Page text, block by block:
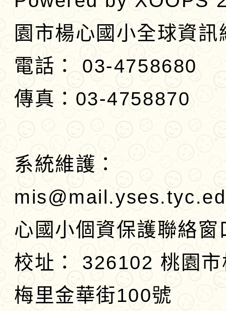
園市楊心國小全球資訊
電話： 03-4758680
傳真：03-4758870
系統維護：
心國小個資保護聯絡窗
校址： 326102 桃園
梅里金華街100號